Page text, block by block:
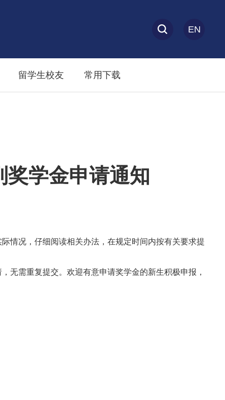
EN
留学生校友 常用下载
奖学金申请通知
情况，仔细阅读相关办法，在规定时间内按有关要求提
无需重复提交。欢迎有意申请奖学金的新生积极申报，